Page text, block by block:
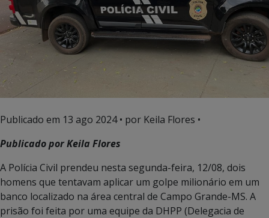
Publicado em 13 ago 2024• por Keila Flores •
Publicado por Keila Flores
A Polícia Civil prendeu nesta segunda-feira, 12/08, dois
homens que tentavam aplicar um golpe milionário em um
banco localizado na área central de Campo Grande-MS. A
prisão foi feita por uma equipe da DHPP (Delegacia de